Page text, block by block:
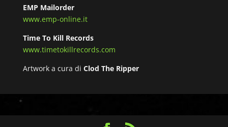
EMP Mailorder
www.emp-online.it
Time To Kill Records
www.timetokillrecords.com
Artwork a cura di Clod The Ripper